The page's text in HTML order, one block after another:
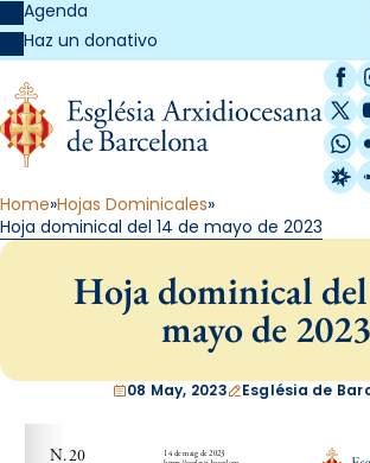
Agenda
Haz un donativo
X /
Home Hojas Dominicales
Hoja dominical del 14 de mayo de 2023
Hoja dominical
mayo de 2023
08 May, 2023 Església de